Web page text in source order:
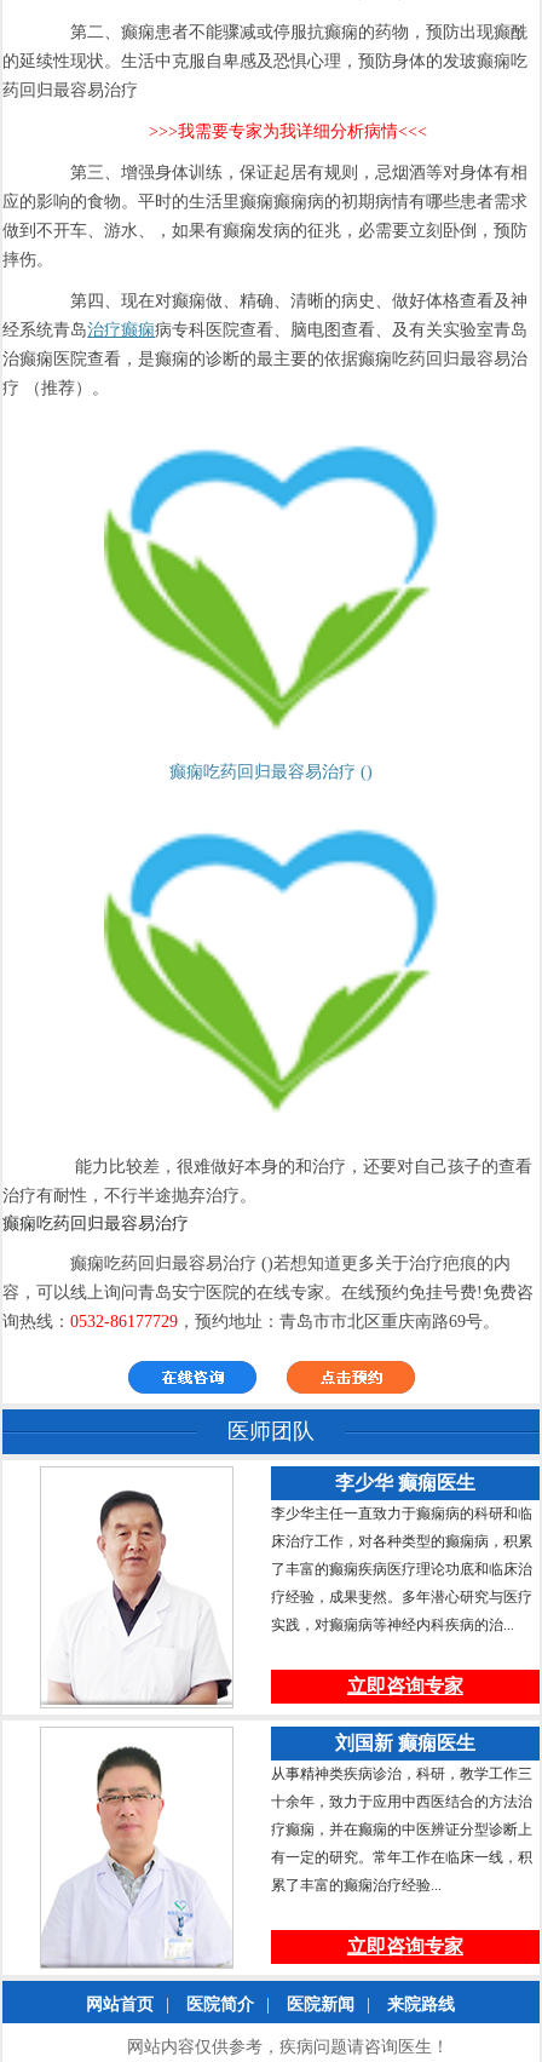
第二、癫痫患者不能骤减或停服抗癫痫的药物，预防出现癫酰
的延续性现状。生活中克服自卑感及恐惧心理，预防身体的发玻癫痫吃
药回归最容易治疗
>>>我需要专家为我详细分析病情<<<
第三、增强身体训练，保证起居有规则，忌烟酒等对身体有相
应的影响的食物。平时的生活里癫痫癫痫病的初期病情有哪些患者需求
做到不开车、游水、，如果有癫痫发病的征兆，必需要立刻卧倒，预防
摔伤。
第四、现在对癫痫做、精确、清晰的病史、做好体格查看及神
经系统青岛治疗癫痫病专科医院查看、脑电图查看、及有关实验室青岛
治癫痫医院查看，是癫痫的诊断的最主要的依据癫痫吃药回归最容易治
疗 （推荐）。
癫痫吃药回归最容易治疗 ()
能力比较差，很难做好本身的和治疗，还要对自己孩子的查看
治疗有耐性，不行半途抛弃治疗。
癫痫吃药回归最容易治疗
癫痫吃药回归最容易治疗 ()若想知道更多关于治疗疤痕的内
容，可以线上询问青岛安宁医院的在线专家。在线预约免挂号费!免费咨
询热线：0532-86177729 ，预约地址：青岛市市北区重庆南路69号。
医师团队
李少华 癫痫医生
李少华主任一直致力于癫痫病的科研和临
床治疗工作，对各种类型的癫痫病，积累
了丰富的癫痫疾病医疗理论功底和临床治
疗经验，成果斐然。多年潜心研究与医疗
实践，对癫痫病等神经内科疾病的治...
立即咨询专家
刘国新 癫痫医生
从事精神类疾病诊治，科研，教学工作三
十余年，致力于应用中西医结合的方法治
疗癫痫，并在癫痫的中医辨证分型诊断上
有一定的研究。常年工作在临床一线，积
累了丰富的癫痫治疗经验...
立即咨询专家
网站首页 医院简介 医院新闻 来院路线
网站内容仅供参考，疾病问题请咨询医生！